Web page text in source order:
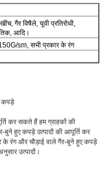
गैर विषैले, यूवी प्रतिरोधी,
आदि।
sm, सभी प्रकार के रंग
कपड़े
कर सकते हैं हम ग्राहकों की
हुए कपड़े उत्पादों की आपूर्ति कर
रंग और चौड़ाई वाले गैर-बुने हुए कपड़े
उत्पादों।